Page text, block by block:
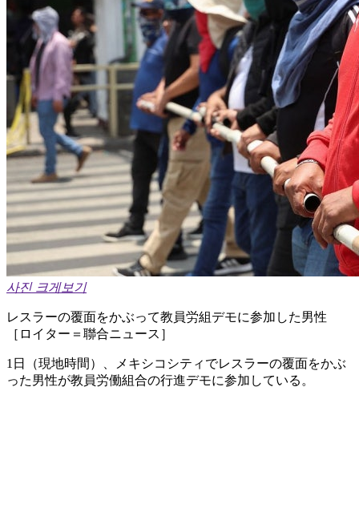
사진 크게보기
レスラーの覆面をかぶって教員労組デモに参加した男性
［ロイター＝聯合ニュース］
1日（現地時間）、メキシコシティでレスラーの覆面をかぶ
った男性が教員労働組合の行進デモに参加している。